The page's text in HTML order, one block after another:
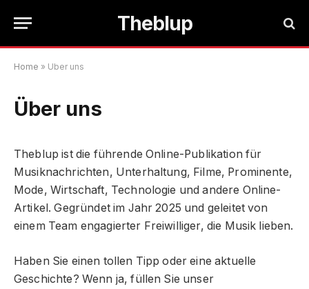
Theblup
Home » Über uns
Über uns
Theblup ist die führende Online-Publikation für
Musiknachrichten, Unterhaltung, Filme, Prominente,
Mode, Wirtschaft, Technologie und andere Online-
Artikel. Gegründet im Jahr 2025 und geleitet von
einem Team engagierter Freiwilliger, die Musik lieben.
Haben Sie einen tollen Tipp oder eine aktuelle
Geschichte? Wenn ja, füllen Sie unser